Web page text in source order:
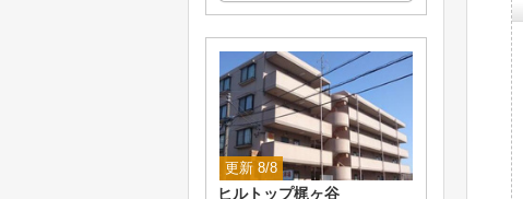
更新 8/8
ヒルトップ梶ヶ谷